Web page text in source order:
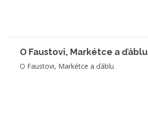
O Faustovi, Markétce a ďáblu
O Faustovi, Markétce a ďáblu